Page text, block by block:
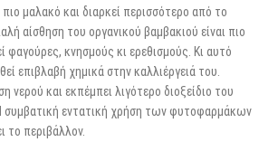
μαλακό και διαρκεί περισσότερο από το
αίσθηση του οργανικού βαμβακιού είναι πιο
φαγούρες, κνησμούς κι ερεθισμούς. Κι αυτό
επιβλαβή χημικά στην καλλιέργειά του.
νερού και εκπέμπει λιγότερο διοξείδιο του
συμβατική εντατική χρήση των φυτοφαρμάκων
το περιβάλλον.